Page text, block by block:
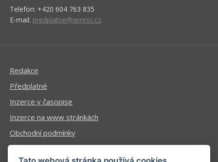
Telefon: +420 604 763 835
E-mail: predplatne@vpress.cz
Redakce
Předplatné
Inzerce v časopise
Inzerce na www stránkách
Obchodní podmínky
Ochrana osobních údajů